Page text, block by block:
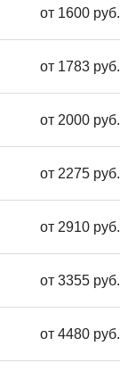
от 1600 руб.
от 1783 руб.
от 2000 руб.
от 2275 руб.
от 2910 руб.
от 3355 руб.
от 4480 руб.